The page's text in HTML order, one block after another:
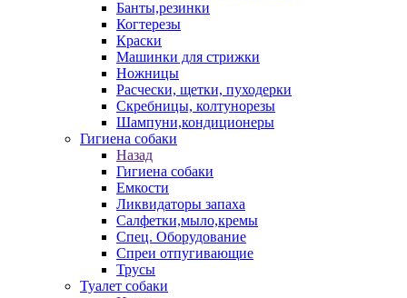
Банты,резинки
Когтерезы
Краски
Машинки для стрижки
Ножницы
Расчески, щетки, пуходерки
Скребницы, колтунорезы
Шампуни,кондиционеры
Гигиена собаки
Назад
Гигиена собаки
Емкости
Ликвидаторы запаха
Салфетки,мыло,кремы
Спец. Оборудование
Спреи отпугивающие
Трусы
Туалет собаки